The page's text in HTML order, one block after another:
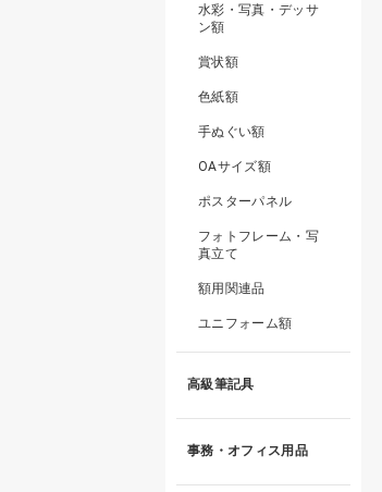
水彩・写真・デッサ
ン額
賞状額
色紙額
手ぬぐい額
OAサイズ額
ポスターパネル
フォトフレーム・写
真立て
額用関連品
ユニフォーム額
高級筆記具
事務・オフィス用品